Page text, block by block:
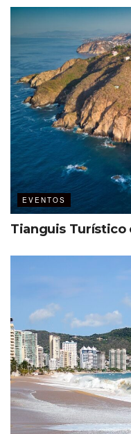
EVENTOS
Tianguis Turístico